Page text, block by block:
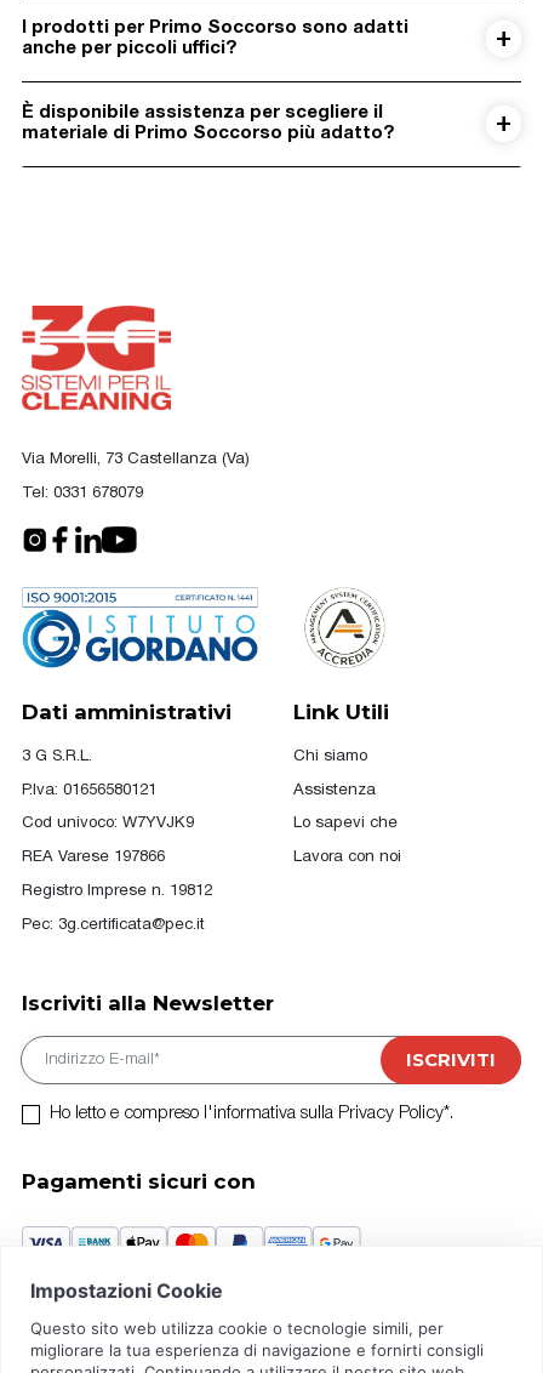
I prodotti per Primo Soccorso sono adatti
anche per piccoli uffici?
È disponibile assistenza per scegliere il
materiale di Primo Soccorso più adatto?
Via Morelli, 73 Castellanza (Va)
Tel: 0331 678079
Dati amministrativi
3 G S.R.L.
P.Iva: 01656580121
Cod univoco: W7YVJK9
REA Varese 197866
Registro Imprese n. 19812
Pec: 3g.certificata@pec.it
Link Utili
Chi siamo
Assistenza
Lo sapevi che
Lavora con noi
Iscriviti alla Newsletter
E-mail
ISCRIVITI
Ho letto e compreso l'informativa sulla Privacy Policy*.
Pagamenti sicuri con
Crédit Agricole Piazza Vittorio Emanuele II, n.5 Busto A. (VA)
IBAN IT21T0623022808000047288886